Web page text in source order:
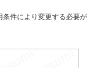
件により変更する必要